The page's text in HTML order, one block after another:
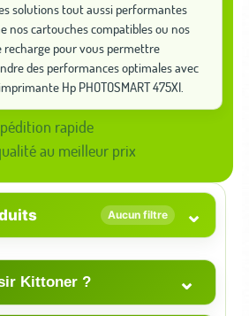
solutions tout aussi performantes
nos cartouches compatibles ou nos
recharge pour vous permettre
des performances optimales avec
Hp PHOTOSMART 475XI.
rapide
au meilleur prix
Aucun filtre ⌄
Kittoner ? ⌄